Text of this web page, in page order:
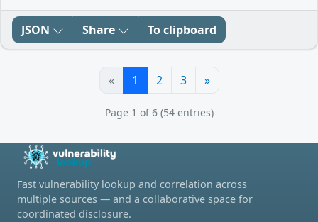
JSON Share To clipboard
« 1 2 3 »
Page 1 of 6 (54 entries)
Fast vulnerability lookup and correlation across
multiple sources — and a collaborative space for
coordinated disclosure.